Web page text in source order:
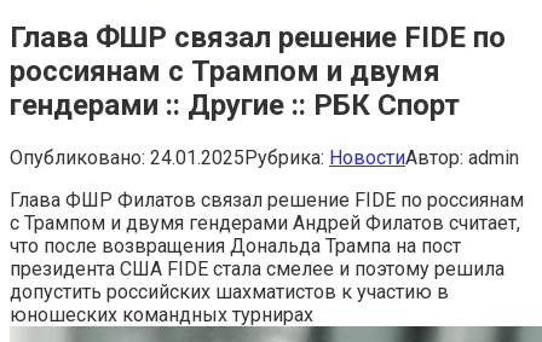
Глава ФШР связал решение FIDE по
россиянам с Трампом и двумя
гендерами :: Другие :: РБК Спорт
Опубликовано: 24.01.2025Рубрика: НовостиАвтор: admin
Глава ФШР Филатов связал решение FIDE по россиянам
с Трампом и двумя гендерами Андрей Филатов считает,
что после возвращения Дональда Трампа на пост
президента США FIDE стала смелее и поэтому решила
допустить российских шахматистов к участию в
юношеских командных турнирах